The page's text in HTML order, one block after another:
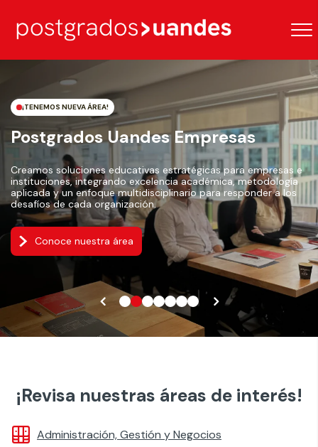
¡TENEMOS NUEVA ÁREA!
Postgrados Uandes Empresas
Creamos soluciones educativas estratégicas para empresas e
instituciones, integrando excelencia académica, metodología
aplicada y un enfoque multidisciplinario para responder a los
desafíos de cada organización.
Conoce nuestra área
¡Revisa nuestras áreas de interés!
Administración, Gestión y Negocios